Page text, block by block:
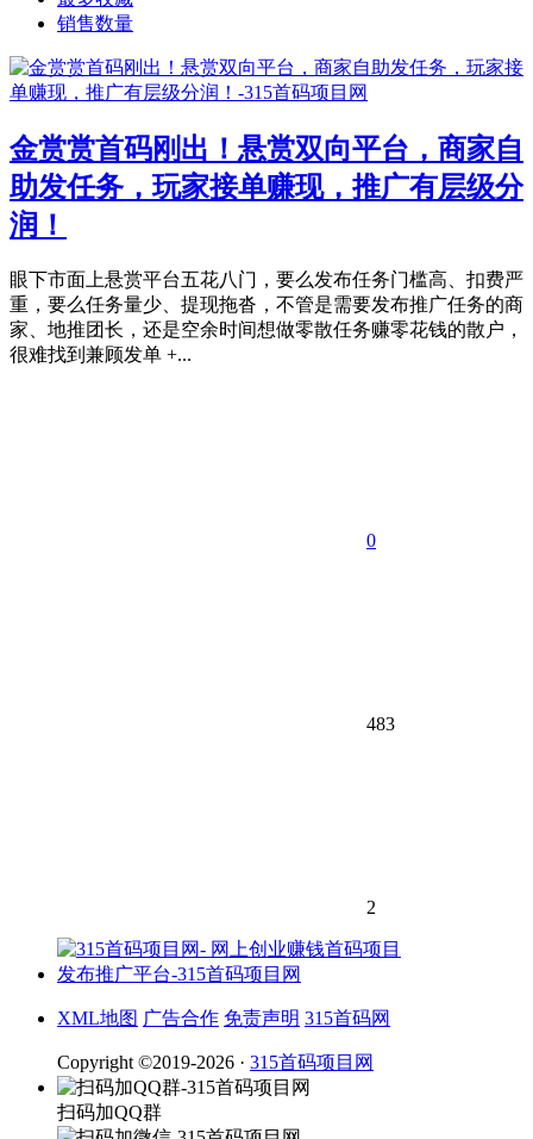
销售数量
金赏赏首码刚出！悬赏双向平台，商家自
助发任务，玩家接单赚现，推广有层级分
润！
眼下市面上悬赏平台五花八门，要么发布任务门槛高、扣费严
重，要么任务量少、提现拖沓，不管是需要发布推广任务的商
家、地推团长，还是空余时间想做零散任务赚零花钱的散户，
很难找到兼顾发单 +...
0
483
2
XML地图 广告合作 免责声明 315首码网
Copyright ©2019-2026 · 315首码项目网
扫码加QQ群